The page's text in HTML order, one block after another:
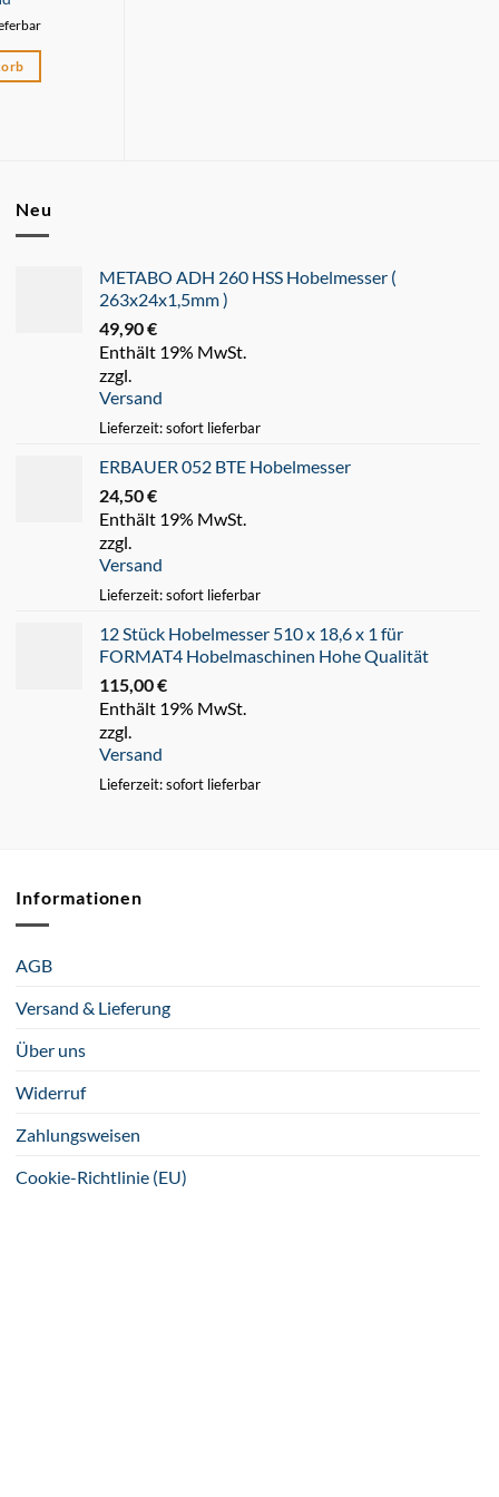
Neu
METABO ADH 260 HSS Hobelmesser (
263x24x1,5mm )
49,90€
Enthält 19% MwSt.
zzgl.
Versand
Lieferzeit: sofort lieferbar
ERBAUER 052 BTE Hobelmesser
24,50€
Enthält 19% MwSt.
zzgl.
Versand
Lieferzeit: sofort lieferbar
12 Stück Hobelmesser 510 x 18,6 x 1 für
FORMAT4 Hobelmaschinen Hohe Qualität
115,00€
Enthält 19% MwSt.
zzgl.
Versand
Lieferzeit: sofort lieferbar
Informationen
AGB
Versand & Lieferung
Über uns
Widerruf
Zahlungsweisen
Cookie-Richtlinie (EU)